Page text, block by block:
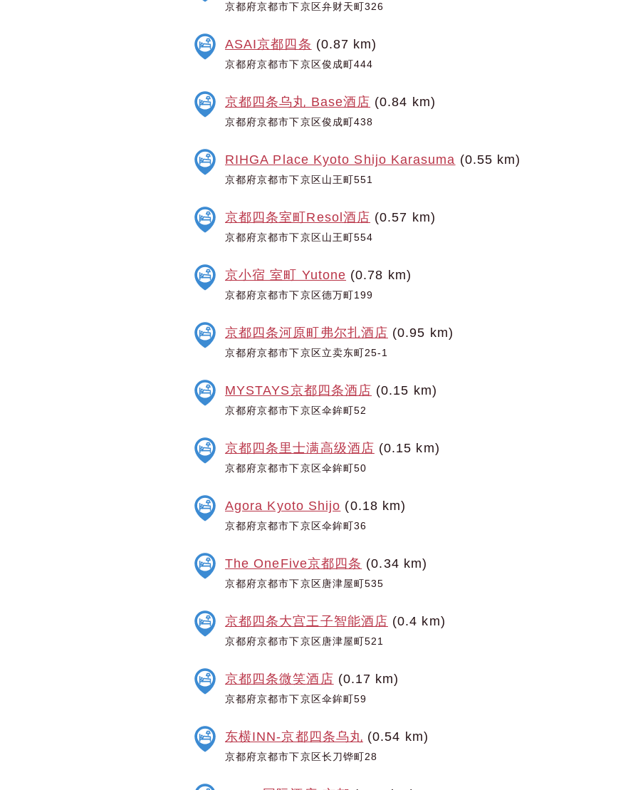
京都府京都市下京区弁财天町326
ASAI京都四条 (0.87 km)
京都府京都市下京区俊成町444
京都四条乌丸 Base酒店 (0.84 km)
京都府京都市下京区俊成町438
RIHGA Place Kyoto Shijo Karasuma (0.55 km)
京都府京都市下京区山王町551
京都四条室町Resol酒店 (0.57 km)
京都府京都市下京区山王町554
京小宿 室町 Yutone (0.78 km)
京都府京都市下京区德万町199
京都四条河原町弗尔扎酒店 (0.95 km)
京都府京都市下京区立卖东町25-1
MYSTAYS京都四条酒店 (0.15 km)
京都府京都市下京区伞鉾町52
京都四条里士满高级酒店 (0.15 km)
京都府京都市下京区伞鉾町50
Agora Kyoto Shijo (0.18 km)
京都府京都市下京区伞鉾町36
The OneFive京都四条 (0.34 km)
京都府京都市下京区唐津屋町535
京都四条大宫王子智能酒店 (0.4 km)
京都府京都市下京区唐津屋町521
京都四条微笑酒店 (0.17 km)
京都府京都市下京区伞鉾町59
东横INN-京都四条乌丸 (0.54 km)
京都府京都市下京区长刀铧町28